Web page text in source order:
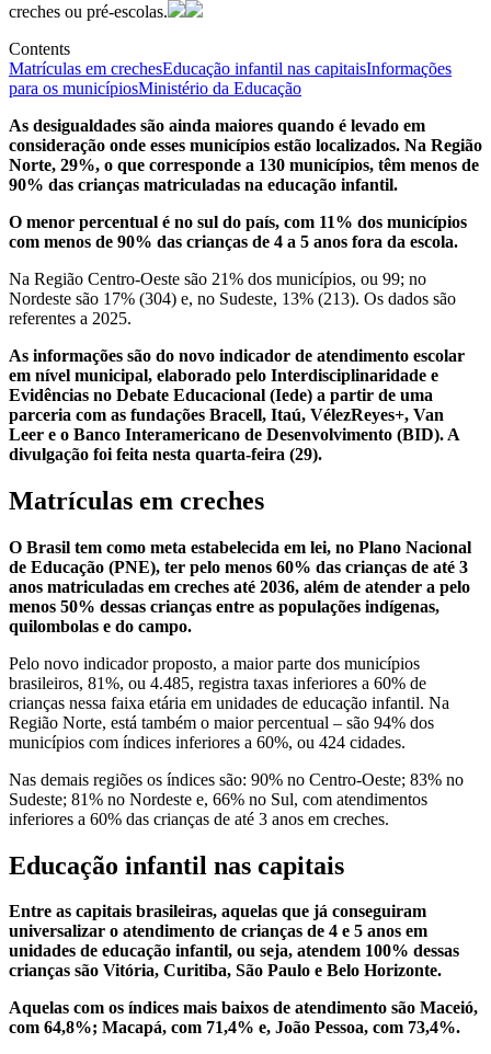
creches ou pré-escolas.
Contents
Matrículas em crechesEducação infantil nas capitaisInformações
para os municípiosMinistério da Educação
As desigualdades são ainda maiores quando é levado em
consideração onde esses municípios estão localizados. Na Região
Norte, 29%, o que corresponde a 130 municípios, têm menos de
90% das crianças matriculadas na educação infantil.
O menor percentual é no sul do país, com 11% dos municípios
com menos de 90% das crianças de 4 a 5 anos fora da escola.
Na Região Centro-Oeste são 21% dos municípios, ou 99; no
Nordeste são 17% (304) e, no Sudeste, 13% (213). Os dados são
referentes a 2025.
As informações são do novo indicador de atendimento escolar
em nível municipal, elaborado pelo Interdisciplinaridade e
Evidências no Debate Educacional (Iede) a partir de uma
parceria com as fundações Bracell, Itaú, VélezReyes+, Van
Leer e o Banco Interamericano de Desenvolvimento (BID). A
divulgação foi feita nesta quarta-feira (29).
Matrículas em creches
O Brasil tem como meta estabelecida em lei, no Plano Nacional
de Educação (PNE), ter pelo menos 60% das crianças de até 3
anos matriculadas em creches até 2036, além de atender a pelo
menos 50% dessas crianças entre as populações indígenas,
quilombolas e do campo.
Pelo novo indicador proposto, a maior parte dos municípios
brasileiros, 81%, ou 4.485, registra taxas inferiores a 60% de
crianças nessa faixa etária em unidades de educação infantil. Na
Região Norte, está também o maior percentual – são 94% dos
municípios com índices inferiores a 60%, ou 424 cidades.
Nas demais regiões os índices são: 90% no Centro-Oeste; 83% no
Sudeste; 81% no Nordeste e, 66% no Sul, com atendimentos
inferiores a 60% das crianças de até 3 anos em creches.
Educação infantil nas capitais
Entre as capitais brasileiras, aquelas que já conseguiram
universalizar o atendimento de crianças de 4 e 5 anos em
unidades de educação infantil, ou seja, atendem 100% dessas
crianças são Vitória, Curitiba, São Paulo e Belo Horizonte.
Aquelas com os índices mais baixos de atendimento são Maceió,
com 64,8%; Macapá, com 71,4% e, João Pessoa, com 73,4%.